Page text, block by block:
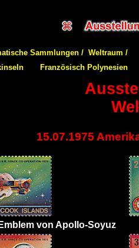
Sammlungen / Weltraum /
Französisch Polynesien
15.07.1975
von Apollo-Soyuz